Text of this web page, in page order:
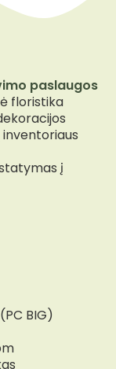
BIG)
paslaugos
floristika
į